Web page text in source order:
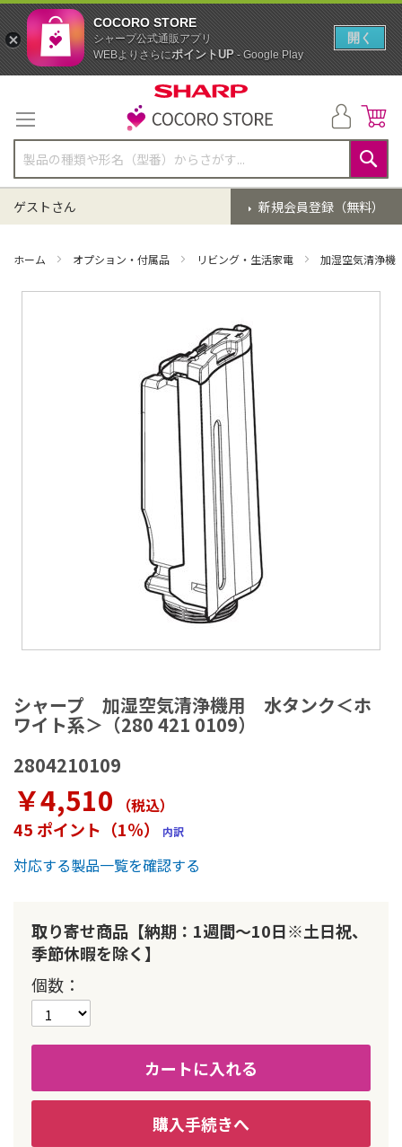
テ
ン
ツ
に
ス
キ
ッ
検
索
新規会員登録（無料）
ゲストさん
ホーム オプション・付属品 リビング・生活家電 加湿空気清浄機
シャープ 加湿空気清浄機用 水タンク＜ホ
ワイト系＞（280 421 0109）
2804210109
￥4,510 （税込）
45 ポイント（1％） 内訳
対応する製品一覧を確認する
取り寄せ商品【納期：1週間～10日※土日祝、
季節休暇を除く】
個数
カートに入れる
購入手続きへ
メ
ー
ジ
ャ
リ
ー
の
最
初
動
す
る
COCORO STORE
シャープ公式通販アプリ
WEBよりさらにポイントUP- Google Play
開く